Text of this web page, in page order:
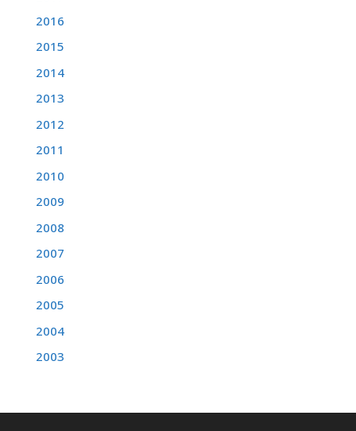
2016
2015
2014
2013
2012
2011
2010
2009
2008
2007
2006
2005
2004
2003